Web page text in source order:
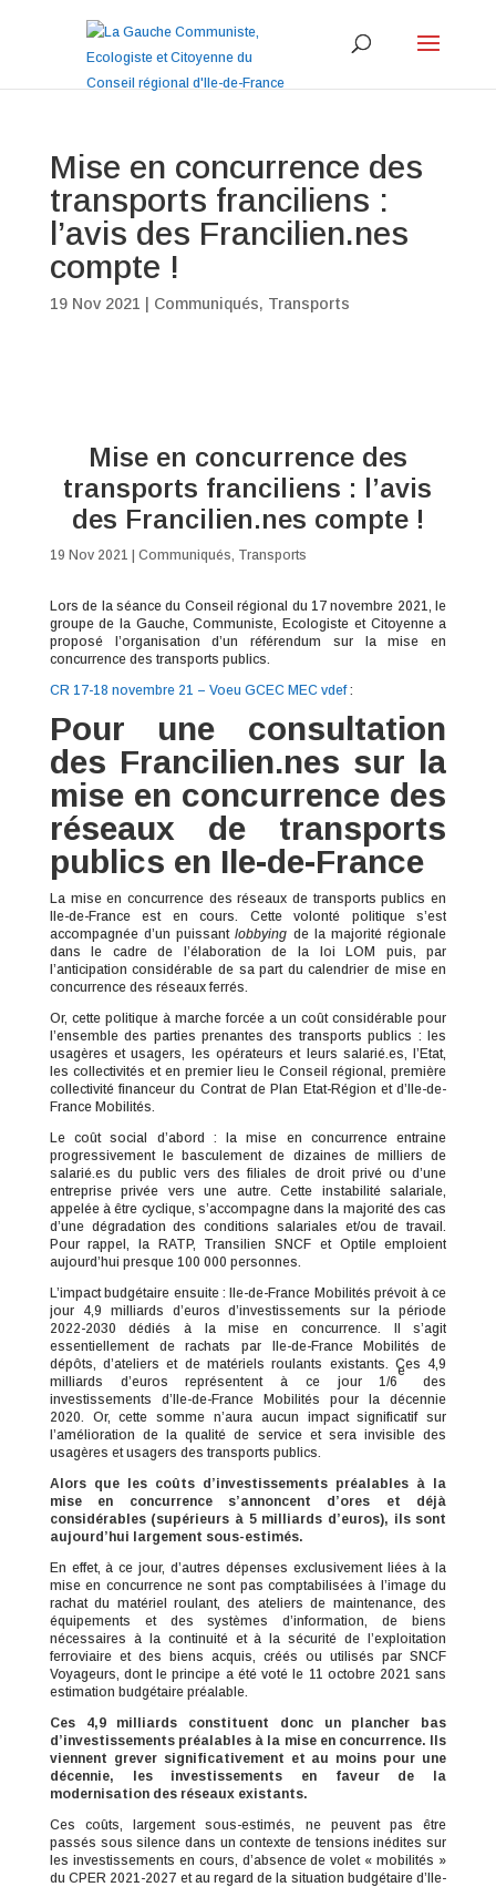
Mise en concurrence des
transports franciliens :
l’avis des Francilien.nes
compte !
19 Nov 2021 Communiqués, Transports
Mise en concurrence des
transports franciliens : l’avis
des Francilien.nes compte !
19 Nov 2021 Communiqués, Transports
Lors de la séance du Conseil régional du 17 novembre 2021, le
groupe de la Gauche, Communiste, Ecologiste et Citoyenne a
proposé l’organisation d’un référendum sur la mise en
concurrence des transports publics.
CR 17-18 novembre 21 – Voeu GCEC MEC vdef:
Pour une consultation
des Francilien.nes sur la
mise en concurrence des
réseaux de transports
publics en Ile-de-France
La mise en concurrence des réseaux de transports publics en
Ile-de-France est en cours. Cette volonté politique s’est
accompagnée d’un puissantlobbying de la majorité régionale
dans le cadre de l’élaboration de la loi LOM puis, par
l’anticipation considérable de sa part du calendrier de mise en
concurrence des réseaux ferrés.
Or, cette politique à marche forcée a un coût considérable pour
l’ensemble des parties prenantes des transports publics : les
usagères et usagers, les opérateurs et leurs salarié.es, l’Etat,
les collectivités et en premier lieu le Conseil régional, première
collectivité financeur du Contrat de Plan Etat-Région et d’Ile-de-
France Mobilités.
Le coût social d’abord : la mise en concurrence entraine
progressivement le basculement de dizaines de milliers de
salarié.es du public vers des filiales de droit privé ou d’une
entreprise privée vers une autre. Cette instabilité salariale,
appelée à être cyclique, s’accompagne dans la majorité des cas
d’une dégradation des conditions salariales et/ou de travail.
Pour rappel, la RATP, Transilien SNCF et Optile emploient
aujourd’hui presque 100 000 personnes.
L’impact budgétaire ensuite : Ile-de-France Mobilités prévoit à ce
jour 4,9 milliards d’euros d’investissements sur la période
2022-2030 dédiés à la mise en concurrence. Il s’agit
essentiellement de rachats par Ile-de-France Mobilités de
dépôts, d’ateliers et de matériels roulants existants. Ces 4,9
milliards d’euros représentent à ce jour 1/6
e
des
investissements d’Ile-de-France Mobilités pour la décennie
2020. Or, cette somme n’aura aucun impact significatif sur
l’amélioration de la qualité de service et sera invisible des
usagères et usagers des transports publics.
Alors que les coûts d’investissements préalables à la
mise en concurrence s’annoncent d’ores et déjà
considérables (supérieurs à 5 milliards d’euros), ils sont
aujourd’hui largement sous-estimés.
En effet, à ce jour, d’autres dépenses exclusivement liées à la
mise en concurrence ne sont pas comptabilisées à l’image du
rachat du matériel roulant, des ateliers de maintenance, des
équipements et des systèmes d’information, de biens
nécessaires à la continuité et à la sécurité de l’exploitation
ferroviaire et des biens acquis, créés ou utilisés par SNCF
Voyageurs, dont le principe a été voté le 11 octobre 2021 sans
estimation budgétaire préalable.
Ces 4,9 milliards constituent donc un plancher bas
d’investissements préalables à la mise en concurrence. Ils
viennent grever significativement et au moins pour une
décennie, les investissements en faveur de la
modernisation des réseaux existants.
Ces coûts, largement sous-estimés, ne peuvent pas être
passés sous silence dans un contexte de tensions inédites sur
les investissements en cours, d’absence de volet « mobilités »
du CPER 2021-2027 et au regard de la situation budgétaire d’Ile-